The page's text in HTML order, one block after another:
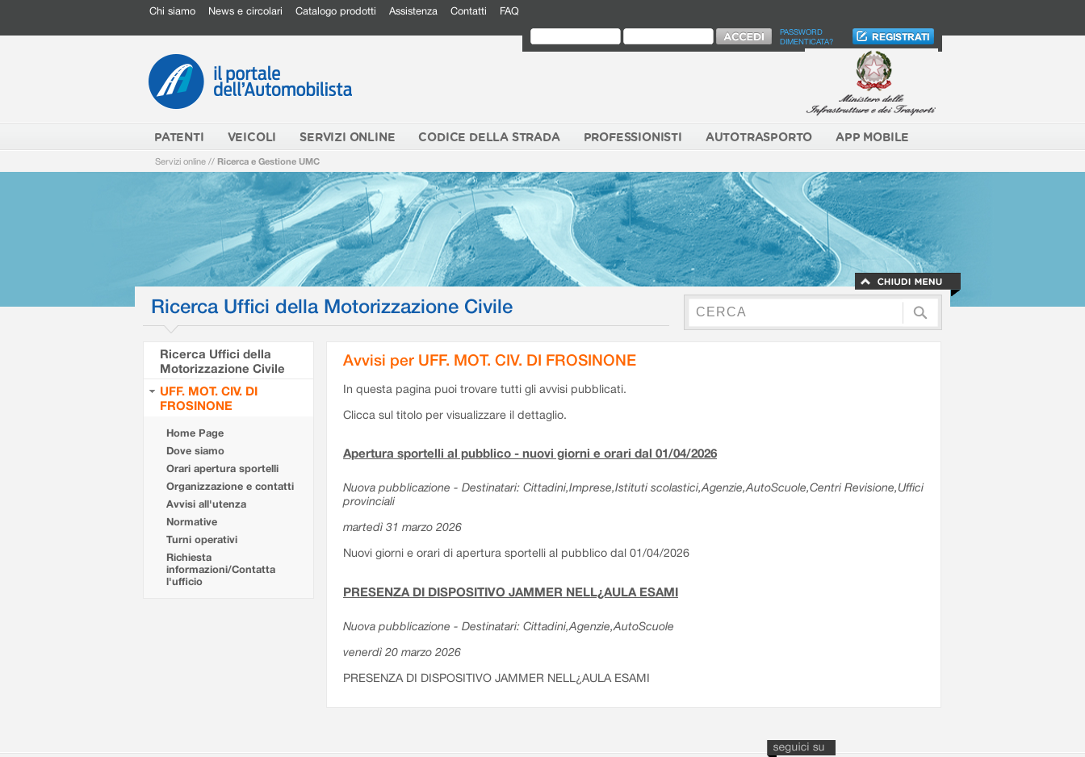
Chi siamo News e circolari Catalogo prodotti Assistenza Contatti FAQ
PASSWORD
DIMENTICATA?
PATENTI VEICOLI SERVIZI ONLINE CODICE DELLA STRADA PROFESSIONISTI AUTOTRASPORTO APP MOBILE
Servizi online // Ricerca e Gestione UMC
Ricerca Uffici della Motorizzazione Civile
Ricerca Uffici della
Motorizzazione Civile
UFF. MOT. CIV. DI
FROSINONE
Home Page
Dove siamo
Orari apertura sportelli
Organizzazione e contatti
Avvisi all'utenza
Normative
Turni operativi
Richiesta
informazioni/Contatta
l'ufficio
Avvisi per UFF. MOT. CIV. DI FROSINONE
In questa pagina puoi trovare tutti gli avvisi pubblicati.
Clicca sul titolo per visualizzare il dettaglio.
Apertura sportelli al pubblico - nuovi giorni e orari dal 01/04/2026
Nuova pubblicazione - Destinatari: Cittadini,Imprese,Istituti scolastici,Agenzie,AutoScuole,Centri Revisione,Uffici
provinciali
martedì 31 marzo 2026
Nuovi giorni e orari di apertura sportelli al pubblico dal 01/04/2026
PRESENZA DI DISPOSITIVO JAMMER NELL¿AULA ESAMI
Nuova pubblicazione - Destinatari: Cittadini,Agenzie,AutoScuole
venerdì 20 marzo 2026
PRESENZA DI DISPOSITIVO JAMMER NELL¿AULA ESAMI